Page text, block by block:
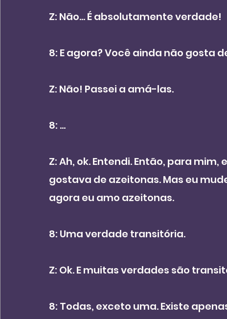
Z: Não... É absolutamente verdade!
8: E agora? Você ainda não gosta
Z: Não! Passei a amá-las.
8: ...
Z: Ah, ok. Entendi. Então, para mim,
gostava de azeitonas. Mas eu
agora eu amo azeitonas.
8: Uma verdade transitória.
Z: Ok. E muitas verdades são
8: Todas, exceto uma. Existe